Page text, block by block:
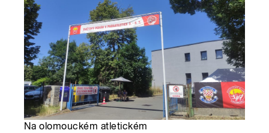
Na olomouckém atletickém